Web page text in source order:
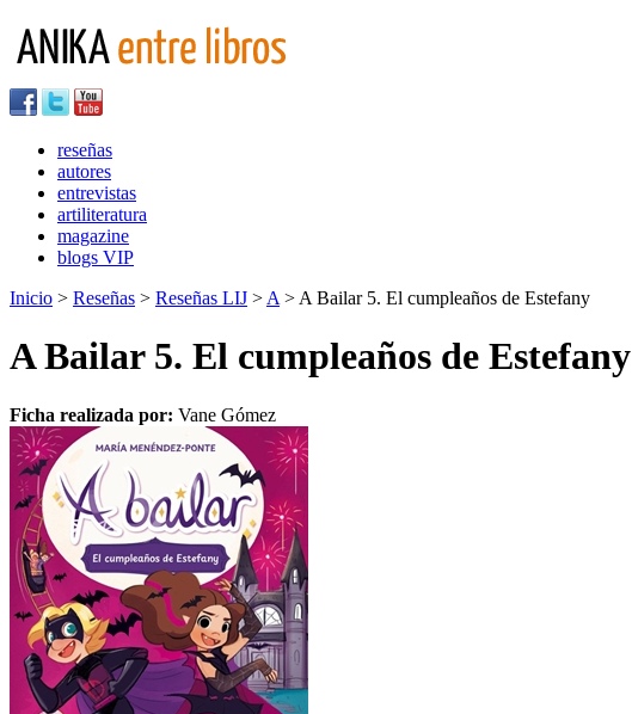
reseñas
autores
entrevistas
artiliteratura
magazine
blogs VIP
Inicio > Reseñas > Reseñas LIJ > A > A Bailar 5. El cumpleaños de Estefany
A Bailar 5. El cumpleaños de Estefany
Ficha realizada por: Vane Gómez